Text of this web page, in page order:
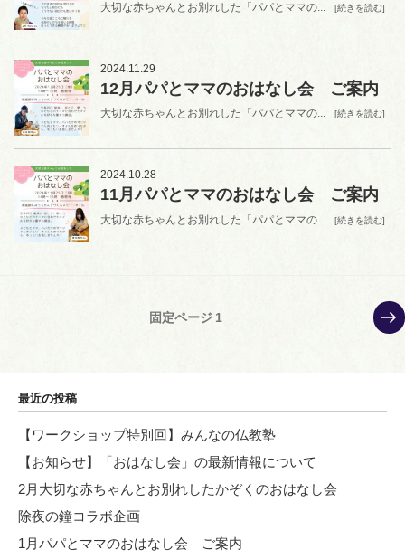
大切な赤ちゃんとお別れした「パパとママの... [続きを読む]
2024.11.29
12月パパとママのおはなし会 ご案内
大切な赤ちゃんとお別れした「パパとママの... [続きを読む]
2024.10.28
11月パパとママのおはなし会 ご案内
大切な赤ちゃんとお別れした「パパとママの... [続きを読む]
固定ページ1
次
の
最近の投稿
【ワークショップ特別回】みんなの仏教塾
【お知らせ】「おはなし会」の最新情報について
2月大切な赤ちゃんとお別れしたかぞくのおはなし会
除夜の鐘コラボ企画
1月パパとママのおはなし会 ご案内